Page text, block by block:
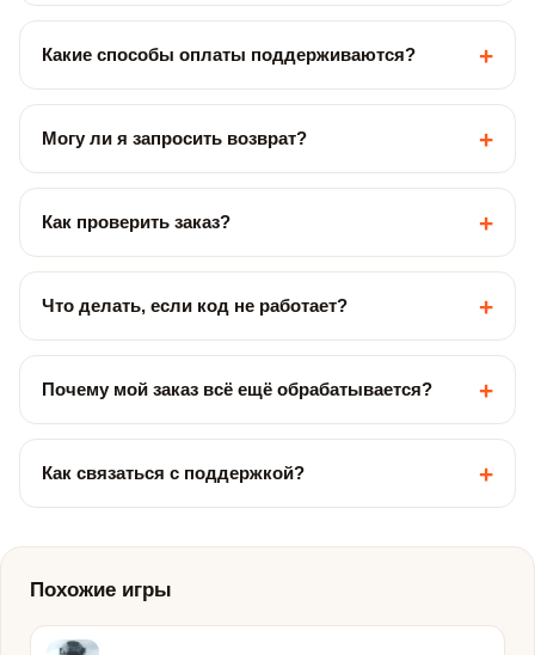
Какие способы оплаты поддерживаются? +
Могу ли я запросить возврат? +
Как проверить заказ? +
Что делать, если код не работает? +
Почему мой заказ всё ещё обрабатывается? +
Как связаться с поддержкой? +
Похожие игры